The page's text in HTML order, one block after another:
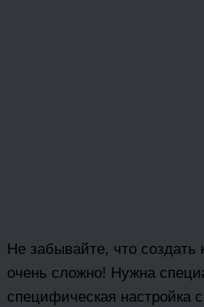
Не забывайте, что
очень сложно! Нужна
специфическая настройка